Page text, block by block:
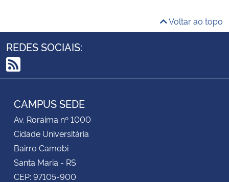
Voltar ao topo
REDES SOCIAIS:
RSS
CAMPUS SEDE
Av. Roraima nº 1000
Cidade Universitária
Bairro Camobi
Santa Maria - RS
CEP: 97105-900